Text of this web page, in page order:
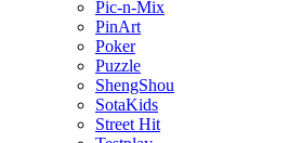
Pic-n-Mix
PinArt
Poker
Puzzle
ShengShou
SotaKids
Street Hit